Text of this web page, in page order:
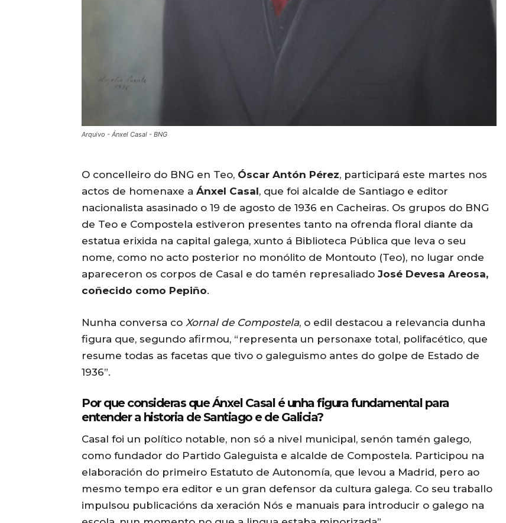
Arquivo - Ánxel Casal - BNG
O concelleiro do BNG en Teo, Óscar Antón Pérez, participará este martes nos
actos de homenaxe a Ánxel Casal, que foi alcalde de Santiago e editor
nacionalista asasinado o 19 de agosto de 1936 en Cacheiras. Os grupos do BNG
de Teo e Compostela estiveron presentes tanto na ofrenda floral diante da
estatua erixida na capital galega, xunto á Biblioteca Pública que leva o seu
nome, como no acto posterior no monólito de Montouto (Teo), no lugar onde
apareceron os corpos de Casal e do tamén represaliado José Devesa Areosa,
coñecido como Pepiño.
Nunha conversa co Xornal de Compostela, o edil destacou a relevancia dunha
figura que, segundo afirmou, “representa un personaxe total, polifacético, que
resume todas as facetas que tivo o galeguismo antes do golpe de Estado de
1936”.
Por que consideras que Ánxel Casal é unha figura fundamental para
entender a historia de Santiago e de Galicia?
Casal foi un político notable, non só a nivel municipal, senón tamén galego,
como fundador do Partido Galeguista e alcalde de Compostela. Participou na
elaboración do primeiro Estatuto de Autonomía, que levou a Madrid, pero ao
mesmo tempo era editor e un gran defensor da cultura galega. Co seu traballo
impulsou publicacións da xeración Nós e manuais para introducir o galego na